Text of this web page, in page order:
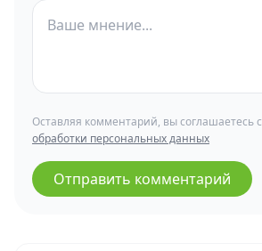
Оставляя комментарий, вы соглашаетесь с
обработки персональных данных
Отправить комментарий